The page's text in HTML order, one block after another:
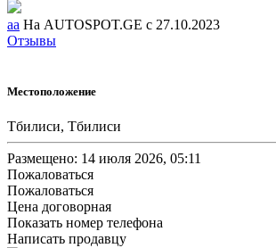
aa На AUTOSPOT.GE с 27.10.2023
Отзывы
Местоположение
Тбилиси, Тбилиси
Размещено: 14 июля 2026, 05:11
Пожаловаться
Пожаловаться
Цена договорная
Показать номер телефона
Написать продавцу